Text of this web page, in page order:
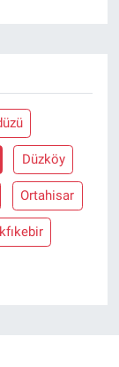
Düzköy
Ortahisar